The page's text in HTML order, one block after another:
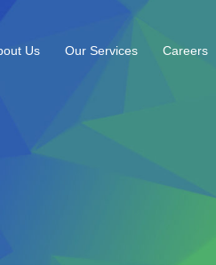
Us Our Services Careers